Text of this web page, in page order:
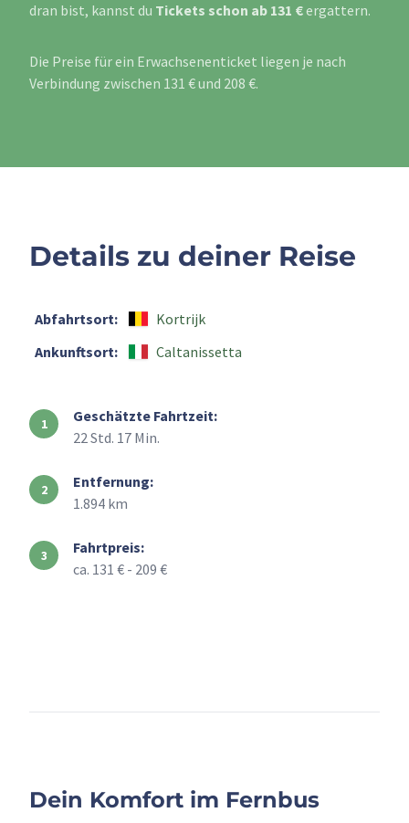
dran bist, kannst du Tickets schon ab 131 €ergattern.
Die Preise für ein Erwachsenenticket liegen je nach
Verbindung zwischen 131 € und 208 €.
Details zu deiner Reise
Abfahrtsort:
Kortrijk
Ankunftsort:
Caltanissetta
Geschätzte Fahrtzeit:
22 Std. 17 Min.
Entfernung:
1.894 km
Fahrtpreis:
ca. 131 € - 209 €
Dein Komfort im Fernbus